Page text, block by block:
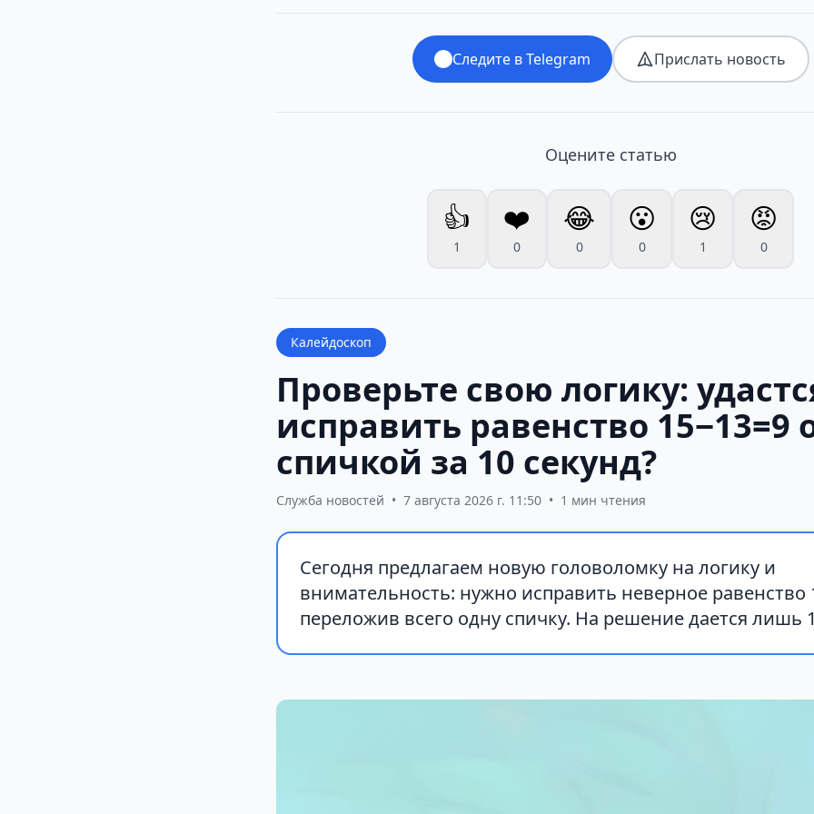
Следите в Telegram Прислать новость
Оцените статью
👍
1
❤️
0
😂
0
😮
0
😢
1
😡
0
Калейдоскоп
Проверьте свою логику:
исправить равенство 15−13=9
спичкой за 10 секунд?
Служба новостей • 7 августа 2026 г. 11:50 • 1 мин чтения
Сегодня предлагаем новую головоломку на логику и
внимательность: нужно исправить неверное равенство
переложив всего одну спичку. На решение дается лишь